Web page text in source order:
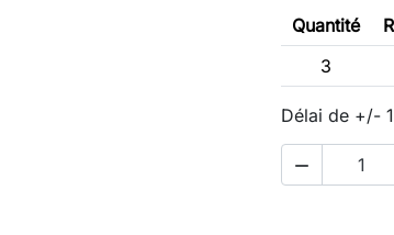
Quantité
3
Délai de +/-
